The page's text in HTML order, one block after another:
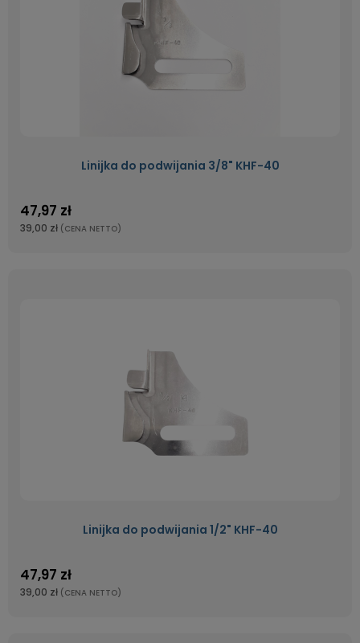
Linijka do podwijania 3/8" KHF-40
47,97 zł
39,00 zł (CENA NETTO)
Linijka do podwijania 1/2" KHF-40
47,97 zł
39,00 zł (CENA NETTO)